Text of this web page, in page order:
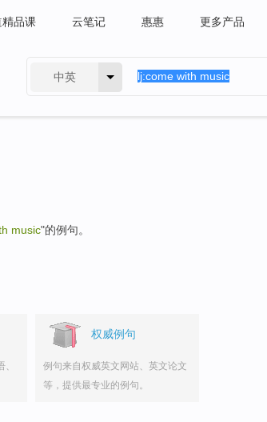
精品课 云笔记 惠惠 更多产品
中英
music"的例句。
权威例句
例句来自权威英文网站、英文论文
等，提供最专业的例句。